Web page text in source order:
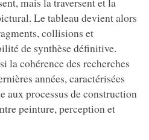
Le tableau devient alors
collisions et
de synthèse définitive.
la cohérence des recherches
années, caractérisées
aux processus de construction
peinture, perception et